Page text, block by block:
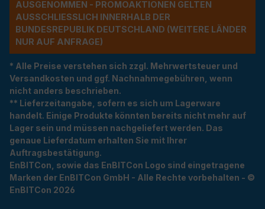
USGENOMMEN - PROMOAKTIONEN GELTEN A
USSCHLIESSLICH INNERHALB DER BU
NDESREPUBLIK DEUTSCHLAND (WEITERE LÄNDER NU
R AUF ANFRAGE)
* Alle Preise verstehen sich zzgl. Mehrwertsteuer und
Versandkosten und ggf. Nachnahmegebühren, wenn
nicht anders beschrieben.
** Lieferzeitangabe, sofern es sich um Lagerware
handelt. Einige Produkte könnten bereits nicht mehr auf
Lager sein und müssen nachgeliefert werden. Das
genaue Lieferdatum erhalten Sie mit Ihrer
Auftragsbestätigung.
EnBITCon, sowie das EnBITCon Logo sind eingetragene
Marken der EnBITCon GmbH - Alle Rechte vorbehalten - ©
EnBITCon 2026